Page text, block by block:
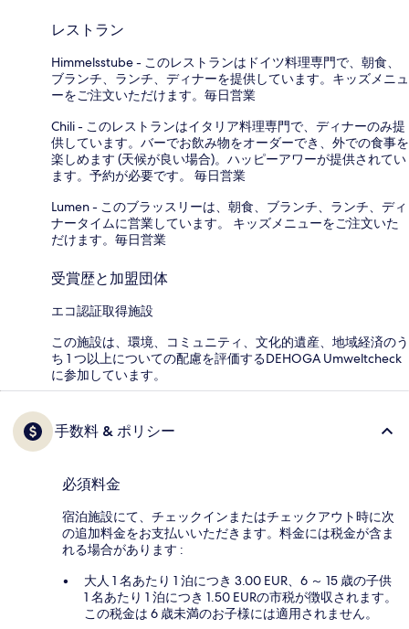
レストラン
Himmelsstube - このレストランはドイツ料理専門で、朝食、
ブランチ、ランチ、ディナーを提供しています。キッズメニュ
ーをご注文いただけます。毎日営業
Chili - このレストランはイタリア料理専門で、ディナーのみ提
供しています。バーでお飲み物をオーダーでき、外での食事を
楽しめます (天候が良い場合)。ハッピーアワーが提供されてい
ます。予約が必要です。 毎日営業
Lumen - このブラッスリーは、朝食、ブランチ、ランチ、ディ
ナータイムに営業しています。 キッズメニューをご注文いた
だけます。毎日営業
受賞歴と加盟団体
エコ認証取得施設
この施設は、環境、コミュニティ、文化的遺産、地域経済のう
ち 1 つ以上についての配慮を評価するDEHOGA Umweltcheck
に参加しています。
手数料 & ポリシー
必須料金
宿泊施設にて、チェックインまたはチェックアウト時に次
の追加料金をお支払いいただきます。料金には税金が含ま
れる場合があります :
大人 1 名あたり 1 泊につき 3.00 EUR、6 ～ 15 歳の子供
1 名あたり 1 泊につき 1.50 EURの市税が徴収されます。
この税金は 6 歳未満のお子様には適用されません。